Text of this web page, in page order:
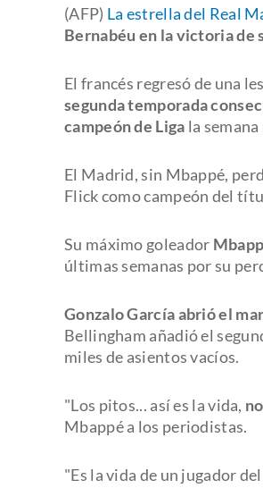
(AFP) La estrella del Real
Bernabéu en la victoria de
El francés regresó de una
segunda temporada
campeón de Liga la semana
El Madrid, sin Mbappé,
Flick como campeón del
Su máximo goleador
últimas semanas por su
Gonzalo García abrió el
Bellingham añadió el
miles de asientos vacíos.
"Los pitos... así es la vida,
Mbappé a los periodistas.
"Es la vida de un jugador